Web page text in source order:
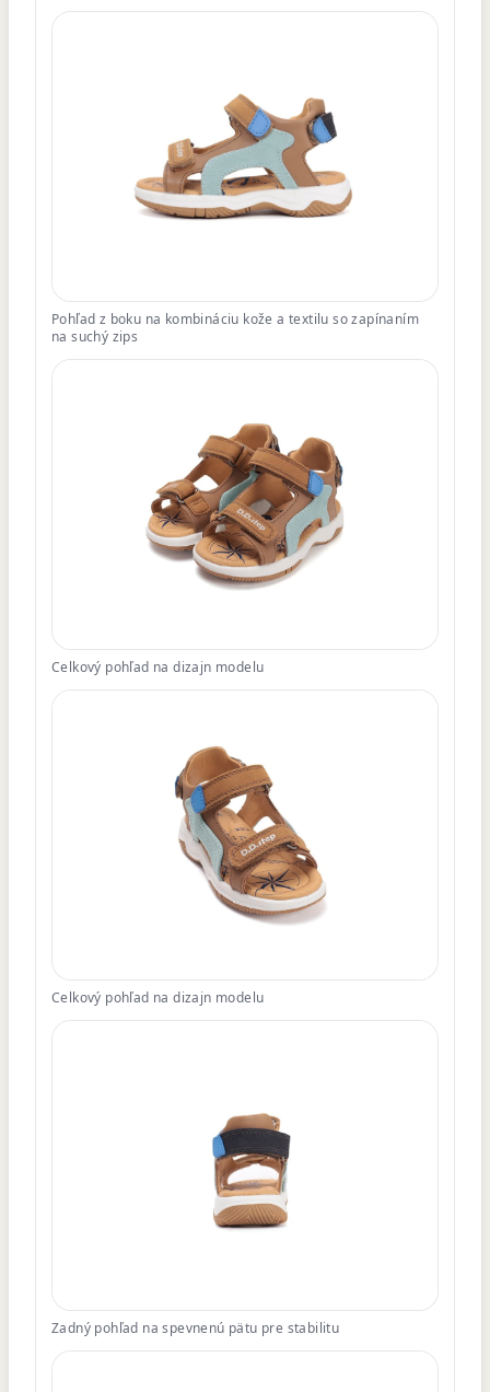
Pohľad z boku na kombináciu kože a textilu so zapínaním
na suchý zips
Celkový pohľad na dizajn modelu
Celkový pohľad na dizajn modelu
Zadný pohľad na spevnenú pätu pre stabilitu